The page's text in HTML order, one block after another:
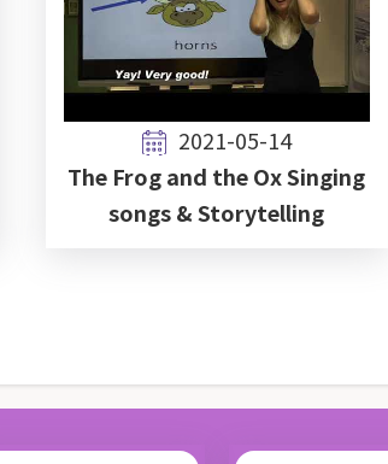
2021-05-14
The Frog and the Ox Singing
songs & Storytelling